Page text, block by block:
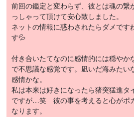
前回の鑑定と変わらず、彼とは魂の繋
っしゃって頂けて安心致しました。
ネットの情報に惑わされたらダメです
す💦
付き合いたてなのに感情的には穏やか
で不思議な感覚です。凪いだ海みたい
感情かな。
私は本来は好きになったら猪突猛進タ
ですが…笑 彼の事を考えると心がポ
なります。